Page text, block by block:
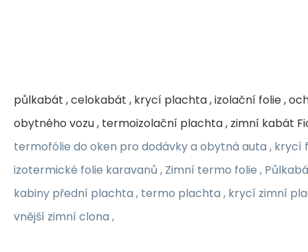
půlkabát , celokabát , krycí plachta , izolační folie ,
obytného vozu , termoizolační plachta , zimní kabát
termofólie do oken pro dodávky a obytná auta , krycí
izotermické folie karavanů , Zimní termo folie ,
kabiny přední plachta , termo plachta , krycí zimní
vnější zimní clona ,